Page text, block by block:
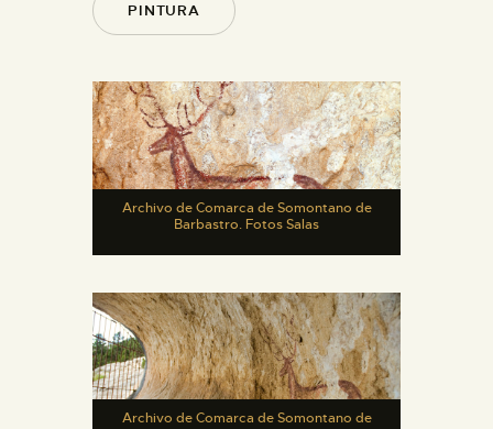
PINTURA
Archivo de Comarca de Somontano de
Barbastro. Fotos Salas
Archivo de Comarca de Somontano de